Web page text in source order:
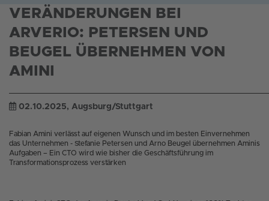
VERÄNDERUNGEN BEI
ARVERIO: PETERSEN UND
BEUGEL ÜBERNEHMEN VON
AMINI
02.10.2025, Augsburg/Stuttgart
Fabian Amini verlässt auf eigenen Wunsch und im besten Einvernehmen
das Unternehmen - Stefanie Petersen und Arno Beugel übernehmen Aminis
Aufgaben – Ein CTO wird wie bisher die Geschäftsführung im
Transformationsprozess verstärken